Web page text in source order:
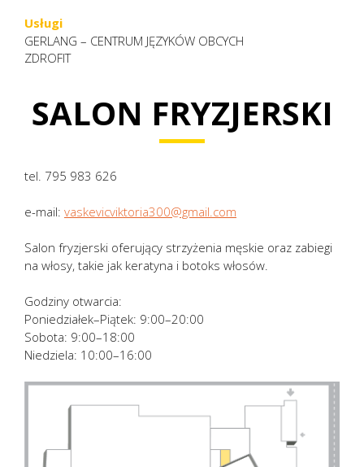
Usługi
GERLANG – CENTRUM JĘZYKÓW OBCYCH
ZDROFIT
SALON FRYZJERSKI
tel. 795 983 626
e-mail: vaskevicviktoria300@gmail.com
Salon fryzjerski oferujący strzyżenia męskie oraz zabiegi
na włosy, takie jak keratyna i botoks włosów.
Godziny otwarcia:
Poniedziałek–Piątek: 9:00–20:00
Sobota: 9:00–18:00
Niedziela: 10:00–16:00